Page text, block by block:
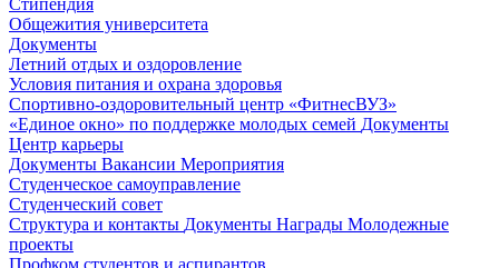
Общежития университета
Документы
Летний отдых и оздоровление
Условия питания и охрана здоровья
Спортивно-оздоровительный центр «ФитнесВУЗ»
«Единое окно» по поддержке молодых семей Документы
Центр карьеры
Документы Вакансии Мероприятия
Студенческое самоуправление
Студенческий совет
Структура и контакты Документы Награды Молодежные
проекты
Профком студентов и аспирантов